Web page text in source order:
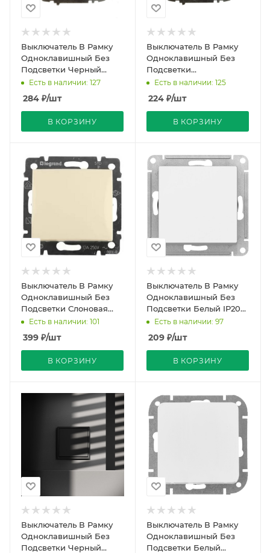
Выключатель В Рамку
Одноклавишный Без
Подсветки Черный
матовый IP20 10А 250В
Zena Vega El-BI
Есть в наличии: 127
284 ₽/шт
В КОРЗИНУ
Выключатель В Рамку
Одноклавишный Без
Подсветки
Белоснежный IP20 10А
250В Zena Vega El-BI
Есть в наличии: 125
224 ₽/шт
В КОРЗИНУ
Выключатель В Рамку
Одноклавишный Без
Подсветки Слоновая
Кость IP20 10А 250В
VALENA Legrand
Есть в наличии: 101
399 ₽/шт
В КОРЗИНУ
Выключатель В Рамку
Одноклавишный Без
Подсветки Белый IP20
10А 250В ATLASDESIGN
Есть в наличии: 97
209 ₽/шт
В КОРЗИНУ
Выключатель В Рамку
Одноклавишный Без
Подсветки Черный
Выключатель В Рамку
Одноклавишный Без
Подсветки Белый